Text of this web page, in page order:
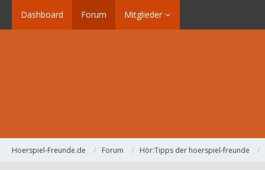
Dashboard Forum Mitglieder
Hoerspiel-Freunde.de Forum Hör:Tipps der hoerspiel-freunde